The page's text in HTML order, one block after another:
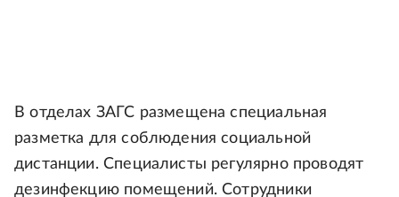
В отделах ЗАГС размещена специальная
разметка для соблюдения социальной
дистанции. Специалисты регулярно проводят
дезинфекцию помещений. Сотрудники